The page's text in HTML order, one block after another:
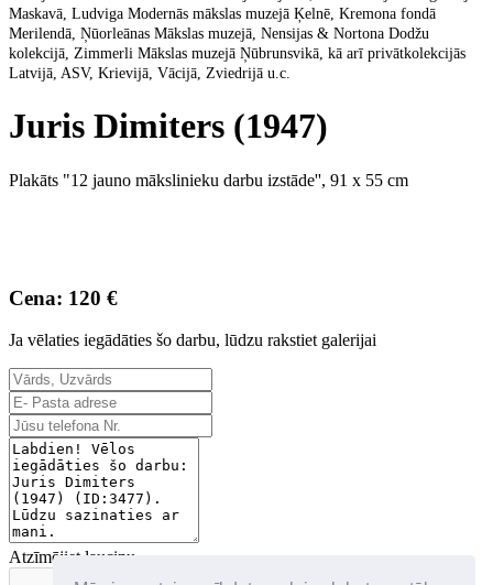
Maskavā, Ludviga Modernās mākslas muzejā Ķelnē, Kremona fondā
Merilendā, Ņūorleānas Mākslas muzejā, Nensijas & Nortona Dodžu
kolekcijā, Zimmerli Mākslas muzejā Ņūbrunsvikā, kā arī privātkolekcijās
Latvijā, ASV, Krievijā, Vācijā, Zviedrijā u.c.
Juris Dimiters (1947)
Plakāts "12 jauno mākslinieku darbu izstāde'', 91 x 55 cm
Cena: 120 €
Ja vēlaties iegādāties šo darbu, lūdzu rakstiet galerijai
Atzīmējiet lauciņu